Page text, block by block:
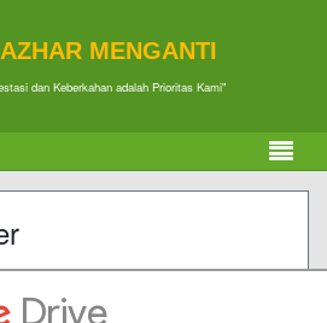
MENGANTI
dan Keberkahan adalah Prioritas Kami"